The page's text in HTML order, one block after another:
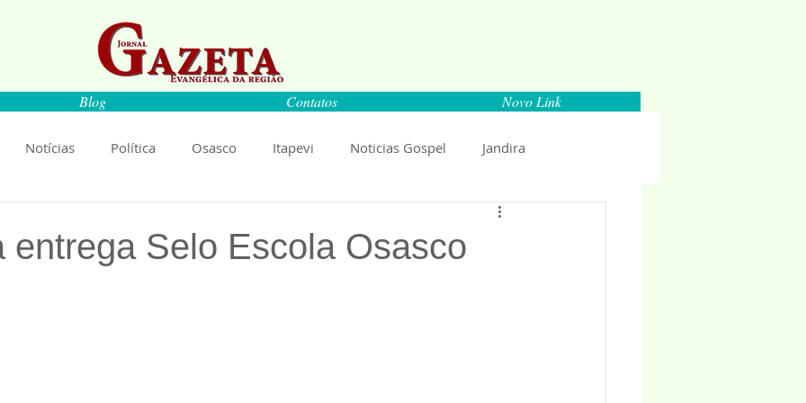
Blog Contatos Novo Link
Notícias Política Osasco Itapevi Noticias Gospel Jandira
Espaço Parlamentar
entrega Selo Escola Osasco
5 estrelas.